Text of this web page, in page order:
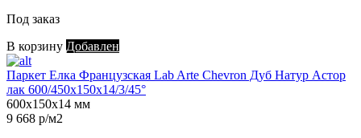
Под заказ
В корзину Добавлен
Паркет Елка Французская Lab Arte Chevron Дуб Натур Астор
лак 600/450х150х14/3/45°
600х150х14 мм
9 668 р/м2